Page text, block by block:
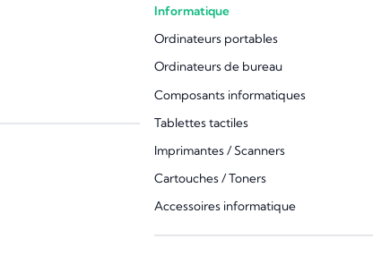
Informatique
Ordinateurs portables
Ordinateurs de bureau
Composants informatiques
Tablettes tactiles
Imprimantes / Scanners
Cartouches / Toners
Accessoires informatique